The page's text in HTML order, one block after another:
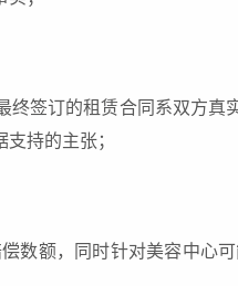
终签订的租赁合同系双方真
持的主张；
数额，同时针对美容中心可